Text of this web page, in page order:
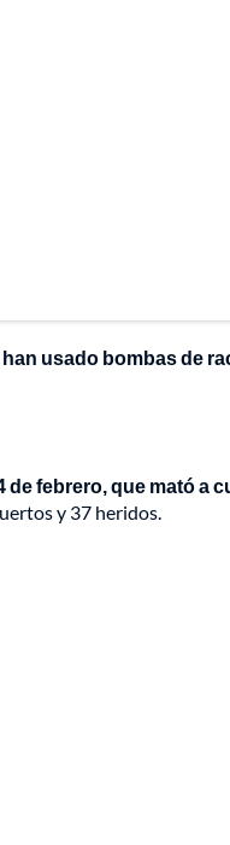
usado bombas de
febrero, que mató a
y 37 heridos.